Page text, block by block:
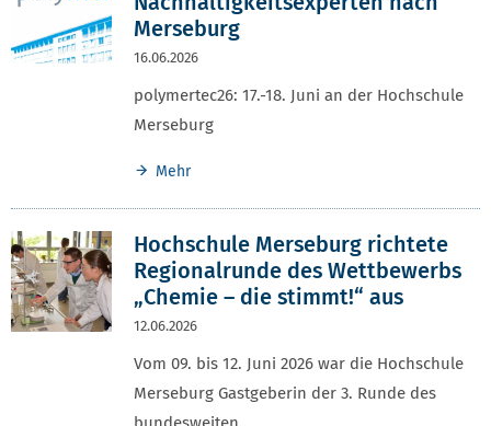
Merseburg
16.06.2026
polymertec26: 17.-18. Juni an der Hochschule
Merseburg
Mehr
Hochschule Merseburg richtete
Regionalrunde des Wettbewerbs
„Chemie – die stimmt!“ aus
12.06.2026
Vom 09. bis 12. Juni 2026 war die Hochschule
Merseburg Gastgeberin der 3. Runde des